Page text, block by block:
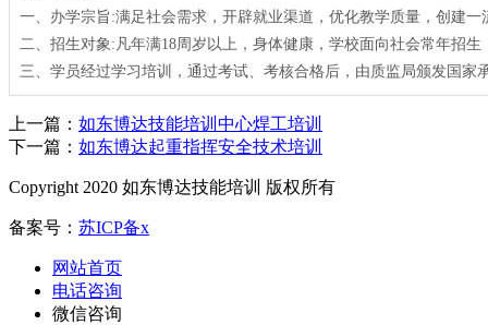
一、办学宗旨:满足社会需求，开辟就业渠道，优化教
二、招生对象:凡年满18周岁以上，身体健康，学校面向社会常年招
三、学员经过学习培训，通过考试、考核合格后，由质监局颁发国家
上一篇： 如东博达技能培训中心焊工培训
下一篇： 如东博达起重指挥安全技术培训
Copyright 2020 如东博达技能培训 版权所有
备案号： 苏ICP备x
网站首页
电话咨询
微信咨询